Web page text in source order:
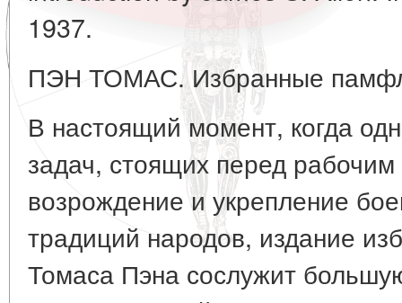
1937.
ПЭН ТОМАС. Избранные
В настоящий момент, когда
задач, стоящих перед рабочим
возрождение и укрепление
традиций народов, издание
Томаса Пэна сослужит